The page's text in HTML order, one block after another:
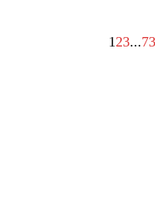
123...73